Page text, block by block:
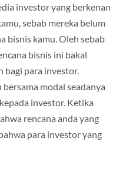
investor yang berkenan
sebab mereka belum
bisnis kamu. Oleh sebab
bisnis ini bakal
para investor.
bersama modal seadanya
investor. Ketika
rencana anda yang
para investor yang